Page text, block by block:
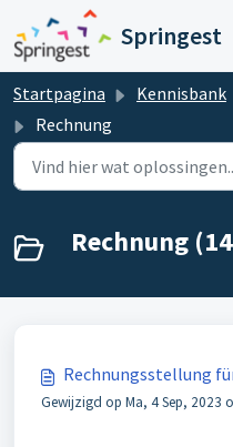
Doorgaan naar hoofdinhoud
Springest
Startpagina Kennisbank
Rechnung
Rechnung
Rechnungsstellung
Gewijzigd op Ma, 4 Sep, 2023